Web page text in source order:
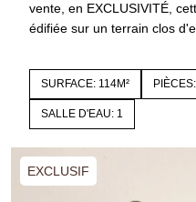
vente, en EXCLUSIVITÉ,
édifiée sur un terrain clos
SURFACE: 114M²
SALLE D'EAU: 1
EXCLUSIF